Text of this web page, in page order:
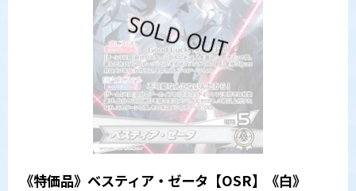
《特価品》ベスティア・ゼータ【OSR】《白》